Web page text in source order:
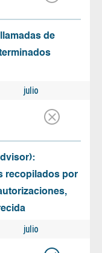
de
julio
recopilados por
julio